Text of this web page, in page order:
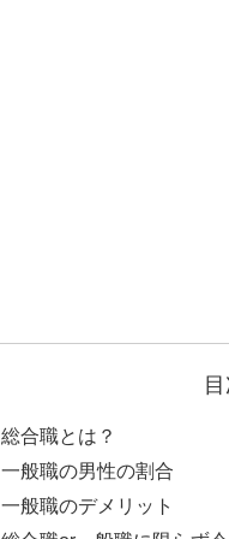
総合職とは？
一般職の男性の割合
一般職のデメリット